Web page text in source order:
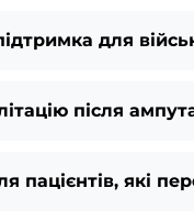
для
після
пацієнтів, які